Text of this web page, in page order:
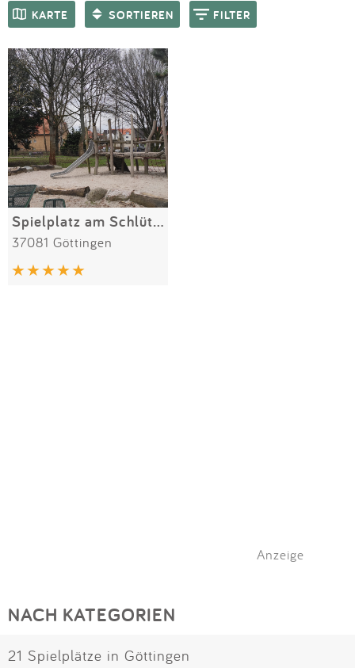
Anmelden
KARTE SORTIEREN FILTER
SPIELGERÄTE
Spielplatz am Schlüterstieg
37081 Göttingen
Anzeige
NACH KATEGORIEN
21 Spielplätze in Göttingen